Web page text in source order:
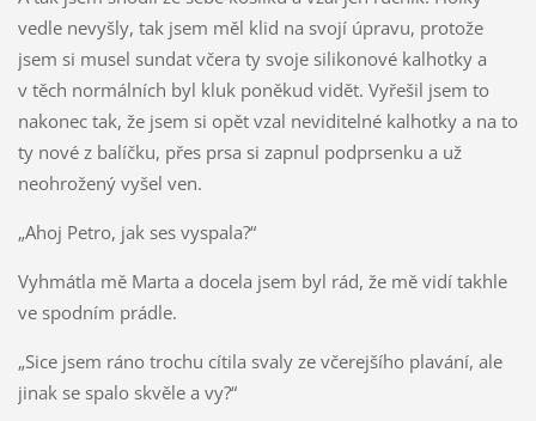
vedle nevyšly, tak jsem měl klid na svojí úpravu, protože
jsem si musel sundat včera ty svoje silikonové kalhotky a
v těch normálních byl kluk poněkud vidět. Vyřešil jsem to
nakonec tak, že jsem si opět vzal neviditelné kalhotky a na to
ty nové z balíčku, přes prsa si zapnul podprsenku a už
neohrožený vyšel ven.
„Ahoj Petro, jak ses vyspala?“
Vyhmátla mě Marta a docela jsem byl rád, že mě vidí takhle
ve spodním prádle.
„Sice jsem ráno trochu cítila svaly ze včerejšího plavání, ale
jinak se spalo skvěle a vy?“